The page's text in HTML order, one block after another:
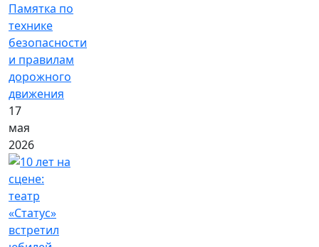
Памятка по
технике
безопасности
и правилам
дорожного
движения
17
мая
2026